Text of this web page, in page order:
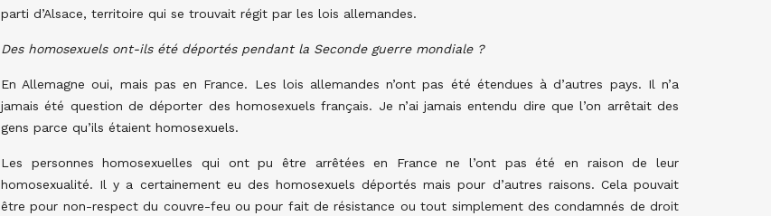
parti d’Alsace, territoire qui se trouvait régit par les lois allemandes.
Des homosexuels ont-ils été déportés pendant la Seconde guerre mondiale ?
En Allemagne oui, mais pas en France. Les lois allemandes n’ont pas été étendues à d’autres pays. Il n’a
jamais été question de déporter des homosexuels français. Je n’ai jamais entendu dire que l’on arrêtait des
gens parce qu’ils étaient homosexuels.
Les personnes homosexuelles qui ont pu être arrêtées en France ne l’ont pas été en raison de leur
homosexualité. Il y a certainement eu des homosexuels déportés mais pour d’autres raisons. Cela pouvait
être pour non-respect du couvre-feu ou pour fait de résistance ou tout simplement des condamnés de droit